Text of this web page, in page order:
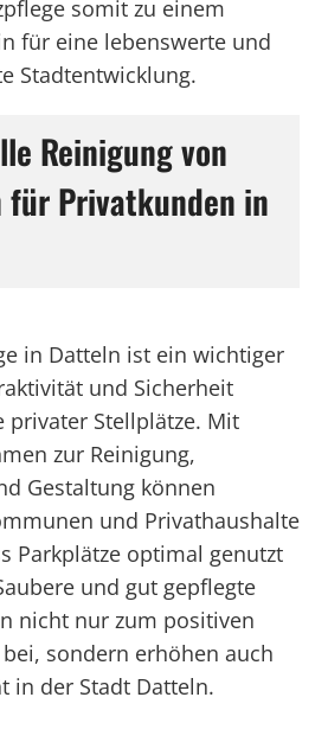
somit zu einem
für eine lebenswerte und
Stadtentwicklung.
Reinigung von
für Privatkunden in
in Datteln ist ein wichtiger
und Sicherheit
privater Stellplätze. Mit
zur Reinigung,
Gestaltung können
und Privathaushalte
Parkplätze optimal genutzt
und gut gepflegte
nicht nur zum positiven
sondern erhöhen auch
in der Stadt Datteln.